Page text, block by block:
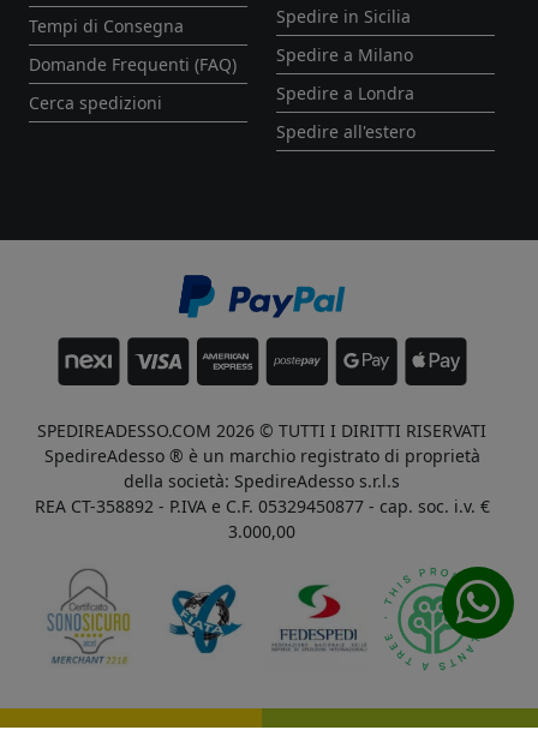
Tempi di Consegna
Domande Frequenti (FAQ)
Cerca spedizioni
Spedire in Sicilia
Spedire a Milano
Spedire a Londra
Spedire all'estero
SPEDIREADESSO.COM 2026 © TUTTI I DIRITTI RISERVATI
SpedireAdesso ® è un marchio registrato di proprietà
della società: SpedireAdesso s.r.l.s
REA CT-358892 - P.IVA e C.F. 05329450877 - cap. soc. i.v. €
3.000,00